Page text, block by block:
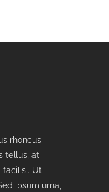
rhoncus
tellus, at
facilisi. Ut
ipsum urna,